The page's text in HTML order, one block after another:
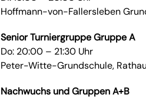
Hoffmann-von-Fallersleben
Senior Turniergruppe Gruppe A
Do: 20:00 – 21:30 Uhr
Peter-Witte-Grundschule,
Nachwuchs und Gruppen A+B